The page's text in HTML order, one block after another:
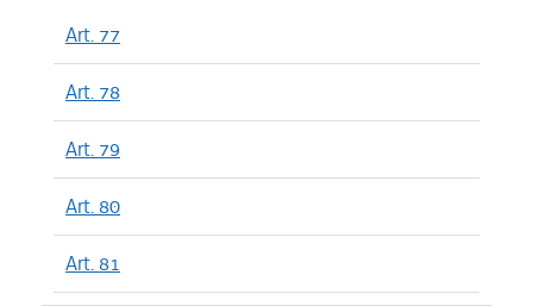
Art. 77
Art. 78
Art. 79
Art. 80
Art. 81